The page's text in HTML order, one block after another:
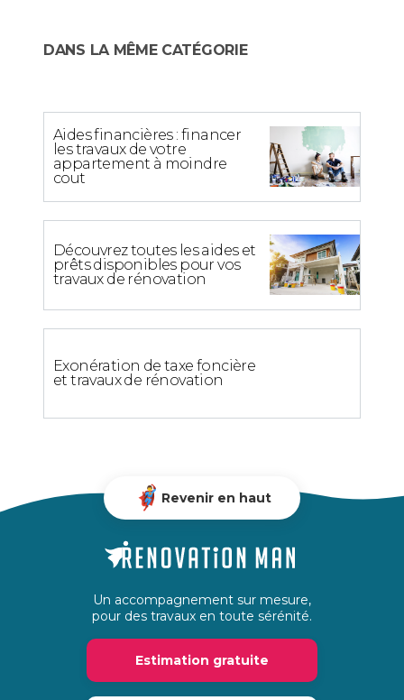
DANS LA MÊME CATÉGORIE
Aides financières : financer
les travaux de votre
appartement à moindre
cout
Découvrez toutes les aides et
prêts disponibles pour vos
travaux de rénovation
Exonération de taxe foncière
et travaux de rénovation
Revenir en haut
Un accompagnement sur mesure,
pour des travaux en toute sérénité.
Estimation gratuite